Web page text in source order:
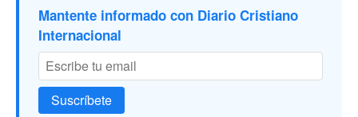
Mantente informado con Diario Cristiano
Internacional
Suscríbete